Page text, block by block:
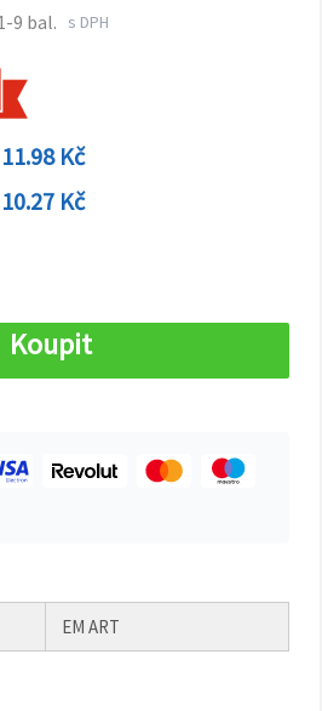
9 bal. s DPH
11.98 Kč
10.27 Kč
Koupit
EM ART